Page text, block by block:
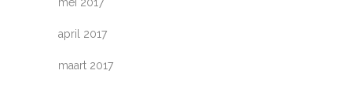
april 2017
maart 2017